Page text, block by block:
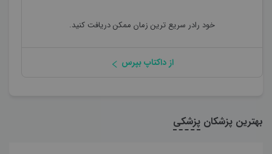
خود رادر سریع ترین زمان ممکن دریافت کنید.
از داکتاپ بپرس
بهترین پزشکان پزشکی